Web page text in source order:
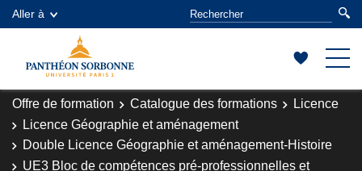
Aller à
Offre de formation Catalogue des formations
Licence
Licence Géographie et aménagement
Double Licence Géographie et aménagement-Histoire
UE3 Bloc de compétences pré-professionnelles et